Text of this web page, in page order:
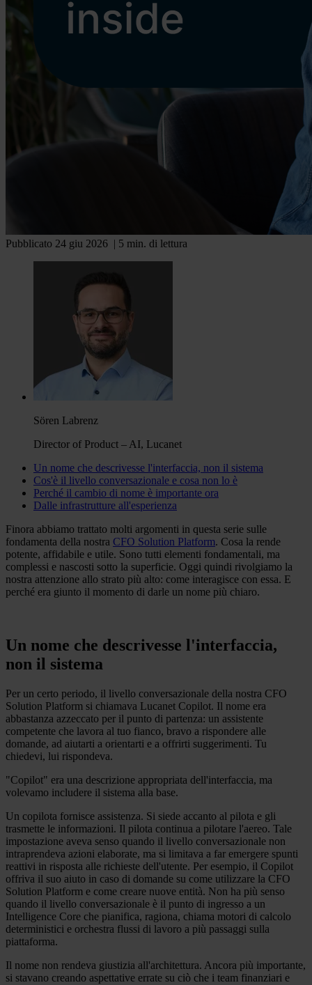
Pubblicato 24 giu 2026 | 5 min. di lettura
Sören Labrenz
Director of Product – AI, Lucanet
Un nome che descrivesse l'interfaccia, non il sistema
Cos'è il livello conversazionale e cosa non lo è
Perché il cambio di nome è importante ora
Dalle infrastrutture all'esperienza
Finora abbiamo trattato molti argomenti in questa serie sulle
fondamenta della nostra CFO Solution Platform. Cosa la rende
potente, affidabile e utile. Sono tutti elementi fondamentali, ma
complessi e nascosti sotto la superficie. Oggi quindi rivolgiamo la
nostra attenzione allo strato più alto: come interagisce con essa. E
perché era giunto il momento di darle un nome più chiaro.
Un nome che descrivesse l'interfaccia,
non il sistema
Per un certo periodo, il livello conversazionale della nostra CFO
Solution Platform si chiamava Lucanet Copilot. Il nome era
abbastanza azzeccato per il punto di partenza: un assistente
competente che lavora al tuo fianco, bravo a rispondere alle
domande, ad aiutarti a orientarti e a offrirti suggerimenti. Tu
chiedevi, lui rispondeva.
"Copilot" era una descrizione appropriata dell'interfaccia, ma
volevamo includere il sistema alla base.
Un copilota fornisce assistenza. Si siede accanto al pilota e gli
trasmette le informazioni. Il pilota continua a pilotare l'aereo. Tale
impostazione aveva senso quando il livello conversazionale non
intraprendeva azioni elaborate, ma si limitava a far emergere spunti
reattivi in risposta alle richieste dell'utente. Per esempio, il Copilot
offriva il suo aiuto in caso di domande su come utilizzare la CFO
Solution Platform e come creare nuove entità. Non ha più senso
quando il livello conversazionale è il punto di ingresso a un
Intelligence Core che pianifica, ragiona, chiama motori di calcolo
deterministici e orchestra flussi di lavoro a più passaggi sulla
piattaforma.
Il nome non rendeva giustizia all'architettura. Ancora più importante,
si stavano creando aspettative errate su ciò che i team finanziari e